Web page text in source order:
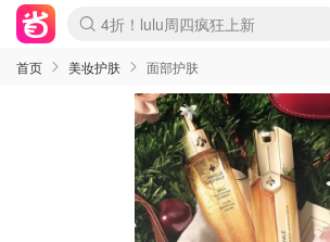
Boticinal 夏促开抢！
4折！lulu周四疯狂上新
还没结束！&OtherStories大促
Joybuy变相75折 随时失效
速领！Stanley独家85折
疑似霸哥！Camper额外叠85折
Zalando 奥莱闪促！每日更新
Moncler反季囤！5折起+叠9折
Coach Brooklyn仅€192
首页 美妆护肤 面部护肤